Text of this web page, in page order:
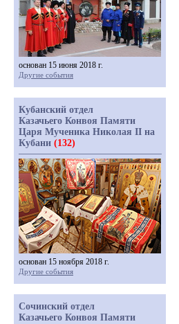
основан 15 июня 2018 г.
Другие события
Кубанский отдел
Казачьего Конвоя Памяти
Царя Мученика Николая II на
Кубани (132)
основан 15 ноября 2018 г.
Другие события
Сочинский отдел
Казачьего Конвоя Памяти